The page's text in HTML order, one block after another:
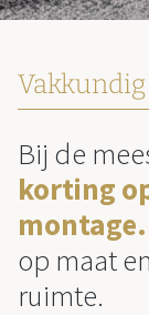
Bij de
korting
montage.
op maat
ruimte.